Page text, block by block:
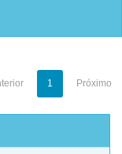
1 Próximo